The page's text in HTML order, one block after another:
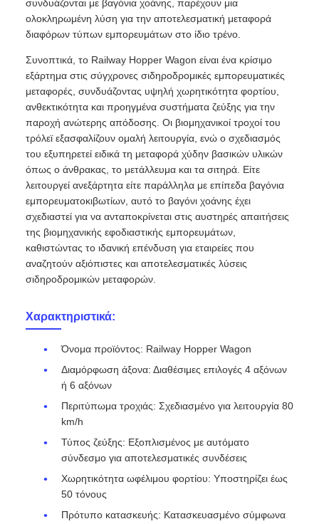
συνδυάζονται με βαγόνια χοάνης, παρέχουν μια
ολοκληρωμένη λύση για την αποτελεσματική μεταφορά
διαφόρων τύπων εμπορευμάτων στο ίδιο τρένο.
Συνοπτικά, το Railway Hopper Wagon είναι ένα κρίσιμο
εξάρτημα στις σύγχρονες σιδηροδρομικές εμπορευματικές
μεταφορές, συνδυάζοντας υψηλή χωρητικότητα φορτίου,
ανθεκτικότητα και προηγμένα συστήματα ζεύξης για την
παροχή ανώτερης απόδοσης. Οι βιομηχανικοί τροχοί του
τρόλεϊ εξασφαλίζουν ομαλή λειτουργία, ενώ ο σχεδιασμός
του εξυπηρετεί ειδικά τη μεταφορά χύδην βασικών υλικών
όπως ο άνθρακας, το μετάλλευμα και τα σιτηρά. Είτε
λειτουργεί ανεξάρτητα είτε παράλληλα με επίπεδα βαγόνια
εμπορευματοκιβωτίων, αυτό το βαγόνι χοάνης έχει
σχεδιαστεί για να ανταποκρίνεται στις αυστηρές απαιτήσεις
της βιομηχανικής εφοδιαστικής εμπορευμάτων,
καθιστώντας το ιδανική επένδυση για εταιρείες που
αναζητούν αξιόπιστες και αποτελεσματικές λύσεις
σιδηροδρομικών μεταφορών.
Χαρακτηριστικά:
Όνομα προϊόντος: Railway Hopper Wagon
Διαμόρφωση άξονα: Διαθέσιμες επιλογές 4 αξόνων
ή 6 αξόνων
Περιτύπωμα τροχιάς: Σχεδιασμένο για λειτουργία 80
km/h
Τύπος ζεύξης: Εξοπλισμένος με αυτόματο
σύνδεσμο για αποτελεσματικές συνδέσεις
Χωρητικότητα ωφέλιμου φορτίου: Υποστηρίζει έως
50 τόνους
Πρότυπο κατασκευής: Κατασκευασμένο σύμφωνα